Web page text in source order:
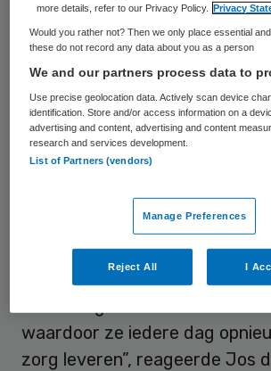
medewerkers en meer’ van
Werkgeversonderzoekvan
Effectory en Intermediair. Het
onderzoek werd voor de
uitgevoerd. Er deden 347
ruim 201.000 medewerkers aan
Bevlogenheid
“We zijn trots op de
waardoor ze iedere dag
zorg leveren”, reageerde Jos
more details, refer to our Privacy Policy.
Privacy
Would you rather not? Then we only place essential
these do not record any data about you as a person
We and our partners process data to
Use precise geolocation data. Actively scan device
identification. Store and/or access information on a
advertising and content, advertising and content
research and services development.
List of Partners (vendors)
Manage Preferences
Reject All I